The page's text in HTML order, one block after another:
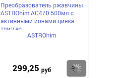
Купить
Преобразователь ржавчины
ASTROhim AC470 500мл с
активными ионами цинка
триггер
ASTROhim
299,25 руб